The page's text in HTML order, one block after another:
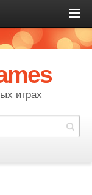
играх